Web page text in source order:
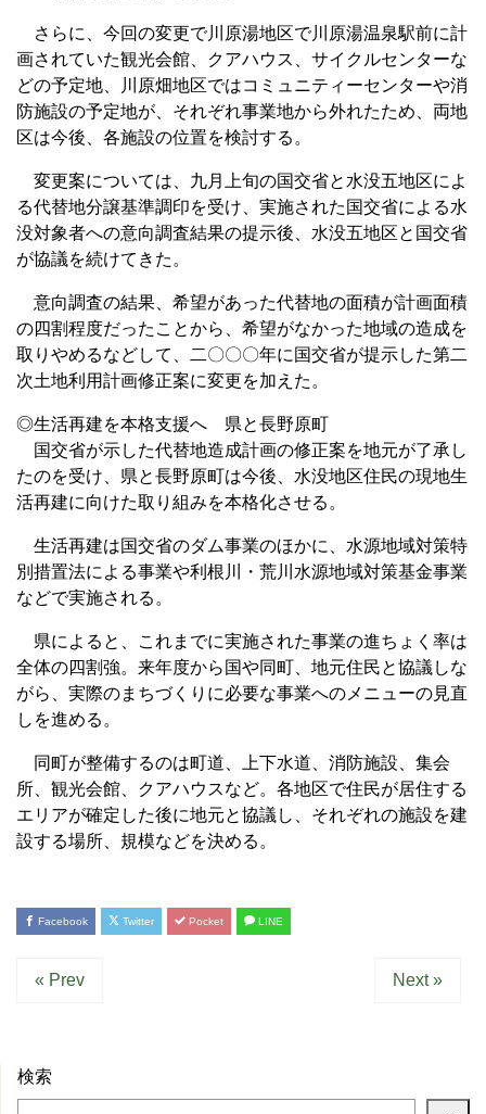
さらに、今回の変更で川原湯地区で川原湯温泉駅前に計
画されていた観光会館、クアハウス、サイクルセンターな
どの予定地、川原畑地区ではコミュニティーセンターや消
防施設の予定地が、それぞれ事業地から外れたため、両地
区は今後、各施設の位置を検討する。
変更案については、九月上旬の国交省と水没五地区によ
る代替地分譲基準調印を受け、実施された国交省による水
没対象者への意向調査結果の提示後、水没五地区と国交省
が協議を続けてきた。
意向調査の結果、希望があった代替地の面積が計画面積
の四割程度だったことから、希望がなかった地域の造成を
取りやめるなどして、二〇〇〇年に国交省が提示した第二
次土地利用計画修正案に変更を加えた。
◎生活再建を本格支援へ 県と長野原町
国交省が示した代替地造成計画の修正案を地元が了承し
たのを受け、県と長野原町は今後、水没地区住民の現地生
活再建に向けた取り組みを本格化させる。
生活再建は国交省のダム事業のほかに、水源地域対策特
別措置法による事業や利根川・荒川水源地域対策基金事業
などで実施される。
県によると、これまでに実施された事業の進ちょく率は
全体の四割強。来年度から国や同町、地元住民と協議しな
がら、実際のまちづくりに必要な事業へのメニューの見直
しを進める。
同町が整備するのは町道、上下水道、消防施設、集会
所、観光会館、クアハウスなど。各地区で住民が居住する
エリアが確定した後に地元と協議し、それぞれの施設を建
設する場所、規模などを決める。
Facebook Twitter Pocket LINE
« Prev Next »
検索